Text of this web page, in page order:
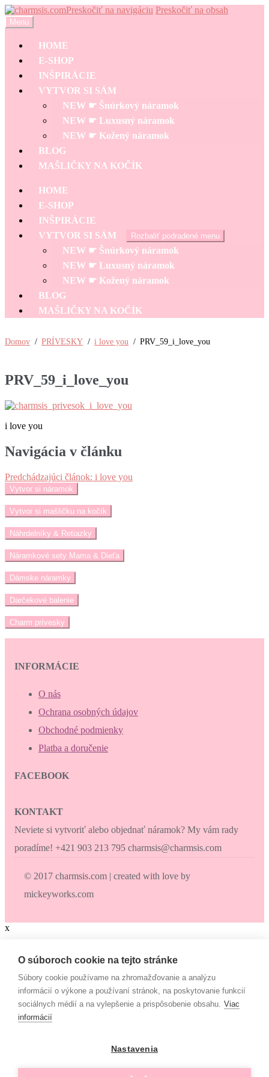
Preskočiť na navigáciu Preskočiť na obsah
Menu
HOME
E-SHOP
INŠPIRÁCIE
VYTVOR SI SÁM
NEW ☛ Šnúrkový náramok
NEW ☛ Luxusný náramok
NEW ☛ Kožený náramok
BLOG
MAŠLIČKY NA KOČÍK
HOME
E-SHOP
INŠPIRÁCIE
VYTVOR SI SÁM
Rozbaliť podradené menu
NEW ☛ Šnúrkový náramok
NEW ☛ Luxusný náramok
NEW ☛ Kožený náramok
BLOG
MAŠLIČKY NA KOČÍK
Domov / PRÍVESKY / i love you / PRV_59_i_love_you
PRV_59_i_love_you
i love you
Navigácia v článku
Predchádzajúci článok: i love you
Vytvor si náramok
Vytvor si mašličku na kočík
Náhrdelníky & Retiazky
Náramkové sety Mama & Dieťa
Dámske náramky
Darčekové balenie
Charm prívesky
INFORMÁCIE
O nás
Ochrana osobných údajov
Obchodné podmienky
Platba a doručenie
FACEBOOK
KONTAKT
Neviete si vytvoriť alebo objednať náramok? My vám rady
poradíme! +421 903 213 795 charmsis@charmsis.com
© 2017 charmsis.com | created with love by
mickeyworks.com
x
Zaokrúhli svoj nákup
Zaokrúhli svoj nákup a prispej na dobrú vec. Občianske združenie
Mamy v pohybe pomáha osamelým mamám, ktoré nemajú to šťastie
– mať pri sebe manžela, partnera či blízku rodinu, ktorí by im vedeli
pomôcť. Či už finančne alebo inak. “Lebo každá mama by mala
€
O súboroch cookie na tejto stránke
Súbory cookie používame na zhromažďovanie a analýzu
informácií o výkone a používaní stránok, na poskytovanie funkcií
sociálnych médií a na vylepšenie a prispôsobenie obsahu. Viac
informácií
Nastavenia